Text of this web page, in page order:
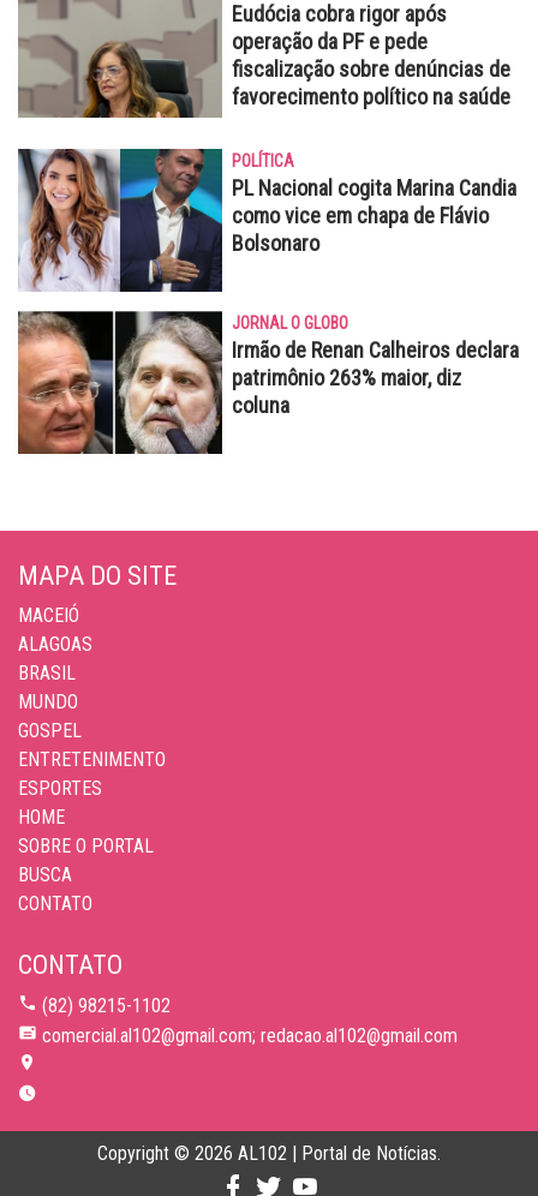
Eudócia cobra rigor após
operação da PF e pede
fiscalização sobre denúncias de
favorecimento político na saúde
POLÍTICA
PL Nacional cogita Marina Candia
como vice em chapa de Flávio
Bolsonaro
JORNAL O GLOBO
Irmão de Renan Calheiros declara
patrimônio 263% maior, diz
coluna
MAPA DO SITE
MACEIÓ
ALAGOAS
BRASIL
MUNDO
GOSPEL
ENTRETENIMENTO
ESPORTES
HOME
SOBRE O PORTAL
BUSCA
CONTATO
CONTATO
(82) 98215-1102
comercial.al102@gmail.com; redacao.al102@gmail.com
Copyright © 2026 AL102 | Portal de Notícias.